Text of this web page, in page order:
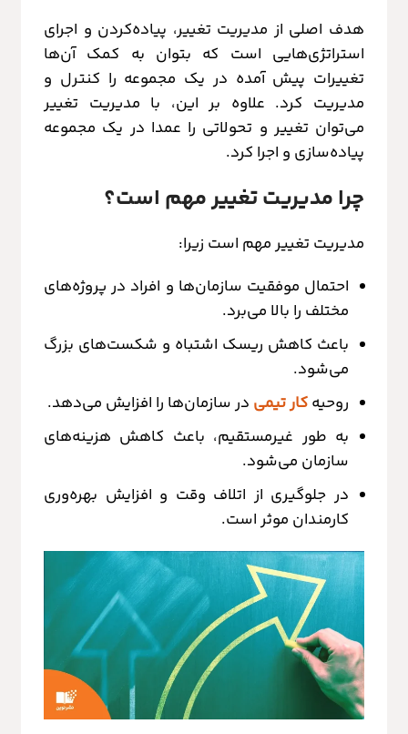
هدف اصلی از مدیریت تغییر، پیاده‌کردن و اجرای
استراتژی‌هایی است که بتوان به کمک آن‌ها
تغییرات پیش آمده در یک مجموعه را کنترل و
مدیریت کرد. علاوه بر این، با مدیریت تغییر
می‌توان تغییر و تحولاتی را عمدا در یک مجموعه
پیاده‌سازی و اجرا کرد.
چرا مدیریت تغییر مهم است؟
مدیریت تغییر مهم است زیرا:
احتمال موفقیت سازمان‌ها و افراد در پروژه‌های
مختلف را بالا می‌برد.
باعث کاهش ریسک اشتباه و شکست‌های بزرگ
می‌شود.
روحیهکار تیمی در سازمان‌ها را افزایش می‌دهد.
به طور غیرمستقیم، باعث کاهش هزینه‌های
سازمان می‌شود.
در جلوگیری از اتلاف وقت و افزایش بهره‌وری
کارمندان موثر است.